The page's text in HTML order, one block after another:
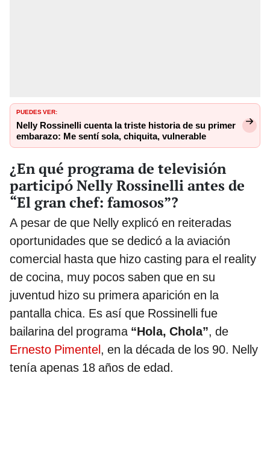
PUEDES VER:
Nelly Rossinelli cuenta la triste historia de su primer
embarazo: Me sentí sola, chiquita, vulnerable
¿En qué programa de televisión
participó Nelly Rossinelli antes de
“El gran chef: famosos”?
A pesar de que Nelly explicó en reiteradas
oportunidades que se dedicó a la aviación
comercial hasta que hizo casting para el reality
de cocina, muy pocos saben que en su
juventud hizo su primera aparición en la
pantalla chica. Es así que Rossinelli fue
bailarina del programa “Hola, Chola”, de
Ernesto Pimentel, en la década de los 90. Nelly
tenía apenas 18 años de edad.